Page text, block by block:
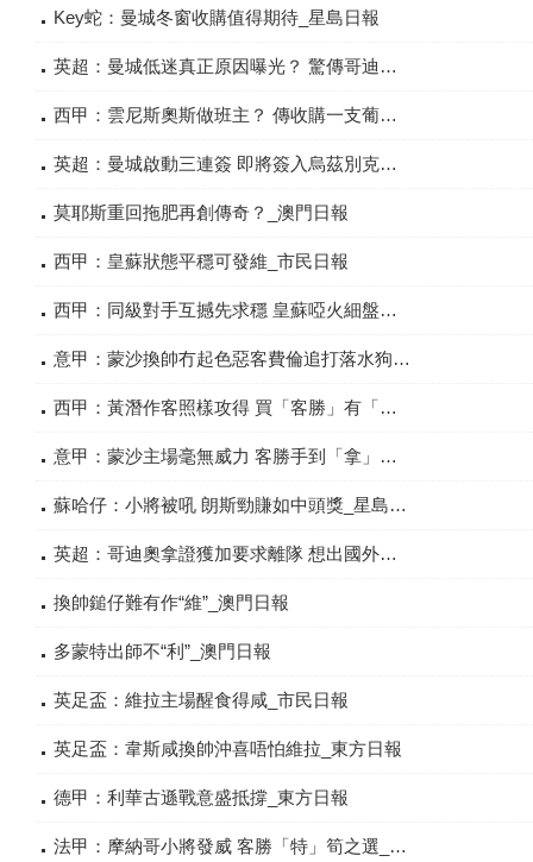
Key蛇：曼城冬窗收購值得期待_星島日報
英超：曼城低迷真正原因曝光？ 驚傳哥迪奧拿上月離婚結束30年情_星島日報
西甲：雲尼斯奧斯做班主？ 傳收購一支葡乙球隊_星島日報
英超：曼城啟動三連簽 即將簽入烏茲別克中堅 再搵沙拿老友_星島日報
莫耶斯重回拖肥再創傳奇？_澳門日報
西甲：皇蘇狀態平穩可發維_市民日報
西甲：同級對手互撼先求穩 皇蘇啞火細盤有數維_東方日報
意甲：蒙沙換帥冇起色惡客費倫追打落水狗_東方日報
西甲：黃潛作客照樣攻得 買「客勝」有「蘇」_星島日報
意甲：蒙沙主場毫無威力 客勝手到「拿」來_星島日報
蘇哈仔：小將被吼 朗斯勁賺如中頭獎_星島日報
英超：哥迪奧拿證獲加要求離隊 想出國外闖退休 傳或到沙特掘金_星島日報
換帥鎚仔難有作“維”_澳門日報
多蒙特出師不“利”_澳門日報
英足盃：維拉主場醒食得咸_市民日報
英足盃：韋斯咸換帥沖喜唔怕維拉_東方日報
德甲：利華古遜戰意盛抵撐_東方日報
法甲：摩納哥小將發威 客勝「特」筍之選_星島日報